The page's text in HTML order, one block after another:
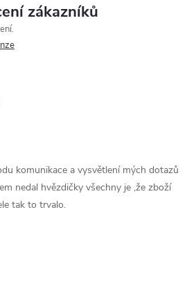
zákazníků
komunikace a vysvětlení mých dotazů
nedal hvězdičky všechny je ,že zboží
tak to trvalo.